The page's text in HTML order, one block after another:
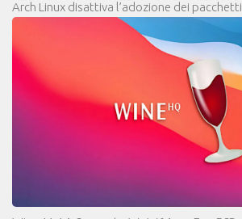
Arch Linux disattiva l’adozione dei